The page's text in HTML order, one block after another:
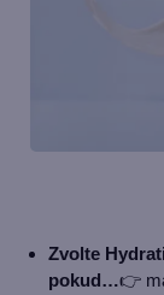
Zvolte
pokud…👉